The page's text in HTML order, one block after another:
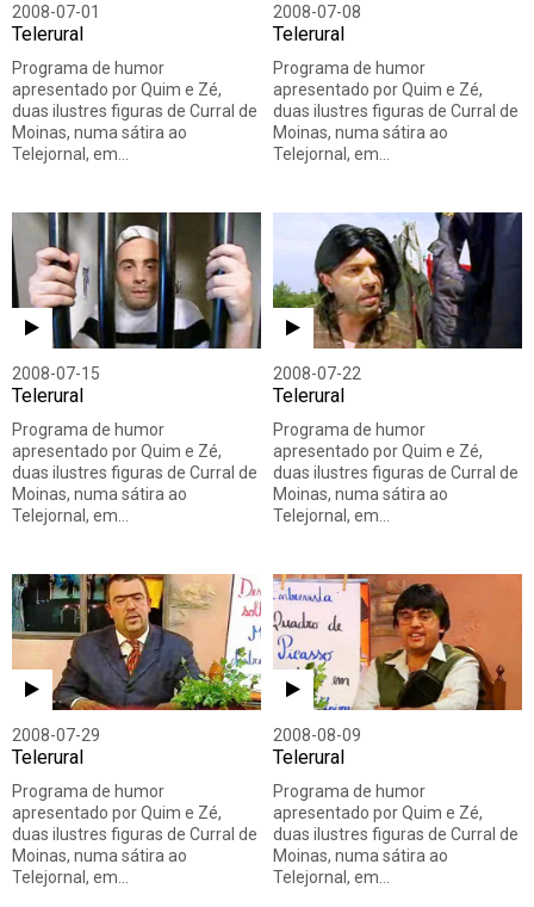
2008-07-01
Telerural
Programa de humor
apresentado por Quim e Zé,
duas ilustres figuras de Curral de
Moinas, numa sátira ao
Telejornal, em…
2008-07-08
Telerural
Programa de humor
apresentado por Quim e Zé,
duas ilustres figuras de Curral de
Moinas, numa sátira ao
Telejornal, em…
2008-07-15
Telerural
Programa de humor
apresentado por Quim e Zé,
duas ilustres figuras de Curral de
Moinas, numa sátira ao
Telejornal, em…
2008-07-22
Telerural
Programa de humor
apresentado por Quim e Zé,
duas ilustres figuras de Curral de
Moinas, numa sátira ao
Telejornal, em…
2008-07-29
Telerural
Programa de humor
apresentado por Quim e Zé,
duas ilustres figuras de Curral de
Moinas, numa sátira ao
Telejornal, em…
2008-08-09
Telerural
Programa de humor
apresentado por Quim e Zé,
duas ilustres figuras de Curral de
Moinas, numa sátira ao
Telejornal, em…